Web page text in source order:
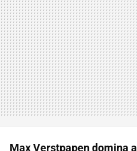
Max Verstpapen domina a